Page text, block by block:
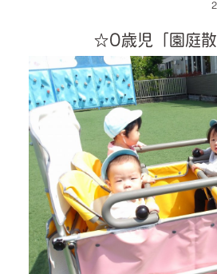
☆0歳児「園庭